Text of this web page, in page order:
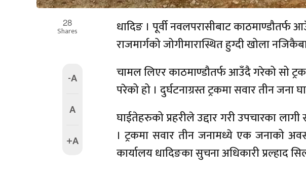
28
Shares
-A
A
+A
धादिङ । पूर्वी नवलपरासीबाट काठमाण्डौतर्फ
राजमार्गको जोगीमारास्थित हुग्दी खोला
चामल लिएर काठमाण्डौतर्फ आउँदै गरेको सो ट्रक
परेको हो । दुर्घटनाग्रस्त ट्रकमा सवार तीन जना
घाईतेहरुको प्रहरीले उद्दार गरी उपचारका
। ट्रकमा सवार तीन जनामध्ये एक जनाको
कार्यालय धादिङका सुचना अधिकारी प्रल्हाद